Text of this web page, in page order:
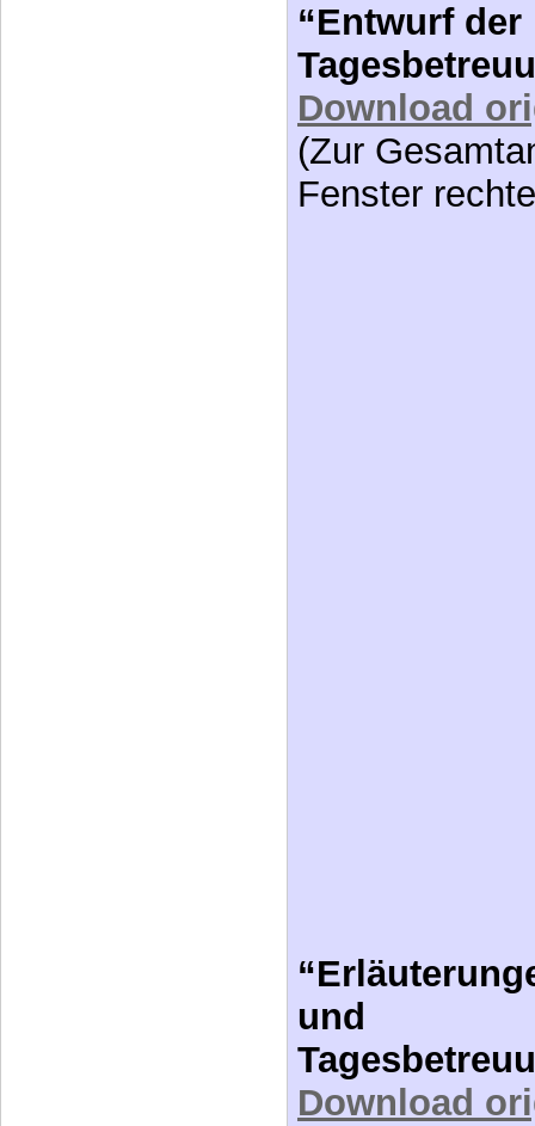
“Entwurf der
Download
(Zur
Fenster
und
Download